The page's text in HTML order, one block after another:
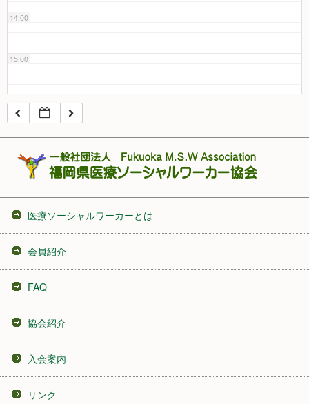
14:00
15:00
16:00
21:00
23:00
医療ソーシャルワーカーとは
会員紹介
FAQ
協会紹介
入会案内
リンク